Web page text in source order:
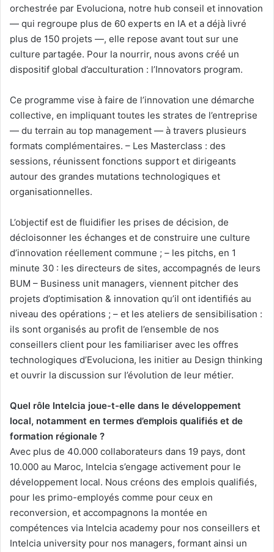
orchestrée par Evoluciona, notre hub conseil et innovation
— qui regroupe plus de 60 experts en IA et a déjà livré
plus de 150 projets —, elle repose avant tout sur une
culture partagée. Pour la nourrir, nous avons créé un
dispositif global d’acculturation : l’Innovators program.
Ce programme vise à faire de l’innovation une démarche
collective, en impliquant toutes les strates de l’entreprise
— du terrain au top management — à travers plusieurs
formats complémentaires. – Les Masterclass : des
sessions, réunissent fonctions support et dirigeants
autour des grandes mutations technologiques et
organisationnelles.
L’objectif est de fluidifier les prises de décision, de
décloisonner les échanges et de construire une culture
d’innovation réellement commune ; – les pitchs, en 1
minute 30 : les directeurs de sites, accompagnés de leurs
BUM – Business unit managers, viennent pitcher des
projets d’optimisation & innovation qu’il ont identifiés au
niveau des opérations ; – et les ateliers de sensibilisation :
ils sont organisés au profit de l’ensemble de nos
conseillers client pour les familiariser avec les offres
technologiques d’Evoluciona, les initier au Design thinking
et ouvrir la discussion sur l’évolution de leur métier.
Quel rôle Intelcia joue-t-elle dans le développement
local, notamment en termes d’emplois qualifiés et de
formation régionale ?
Avec plus de 40.000 collaborateurs dans 19 pays, dont
10.000 au Maroc, Intelcia s’engage activement pour le
développement local. Nous créons des emplois qualifiés,
pour les primo-employés comme pour ceux en
reconversion, et accompagnons la montée en
compétences via Intelcia academy pour nos conseillers et
Intelcia university pour nos managers, formant ainsi un